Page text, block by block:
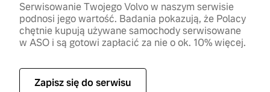
Serwisowanie Twojego Volvo w naszym serwisie
podnosi jego wartość. Badania pokazują, że Polacy
chętnie kupują używane samochody serwisowane
w ASO i są gotowi zapłacić za nie o ok. 10% więcej.
Zapisz się do serwisu